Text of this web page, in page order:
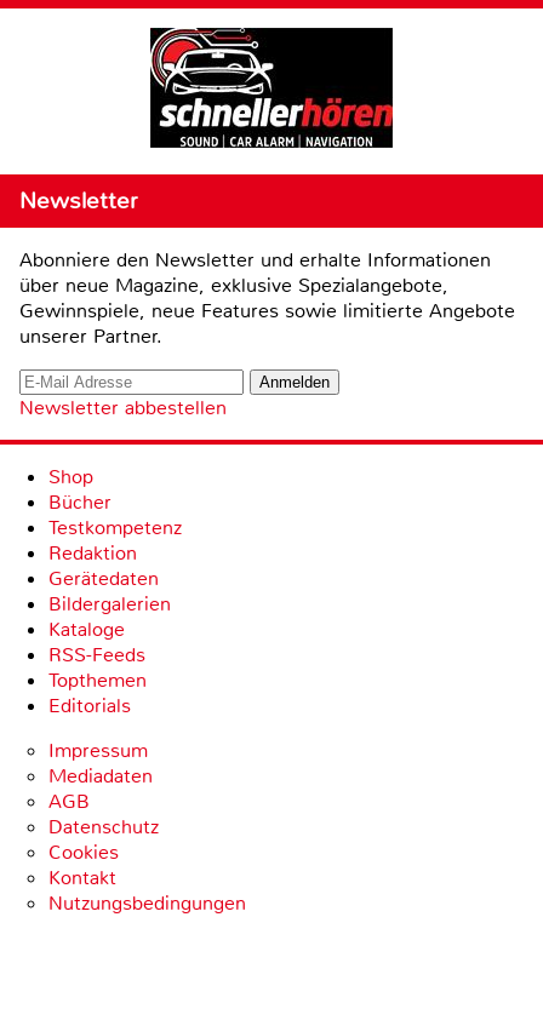
Newsletter
Abonniere den Newsletter und erhalte Informationen
über neue Magazine, exklusive Spezialangebote,
Gewinnspiele, neue Features sowie limitierte Angebote
unserer Partner.
Newsletter abbestellen
Shop
Bücher
Testkompetenz
Redaktion
Gerätedaten
Bildergalerien
Kataloge
RSS-Feeds
Topthemen
Editorials
Impressum
Mediadaten
AGB
Datenschutz
Cookies
Kontakt
Nutzungsbedingungen